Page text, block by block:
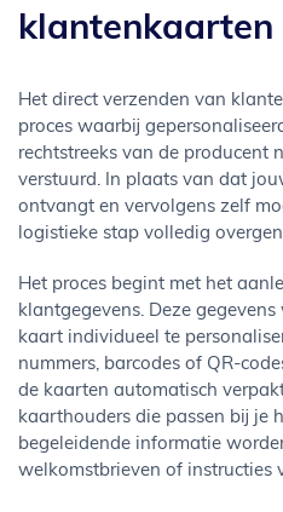
klantenkaarten
Het direct verzenden van
proces waarbij
rechtstreeks van de producent
verstuurd. In plaats van dat
ontvangt en vervolgens zelf
logistieke stap volledig
Het proces begint met het
klantgegevens. Deze
kaart individueel te
nummers, barcodes of QR-
de kaarten automatisch
kaarthouders die passen bij je
begeleidende informatie
welkomstbrieven of instructies